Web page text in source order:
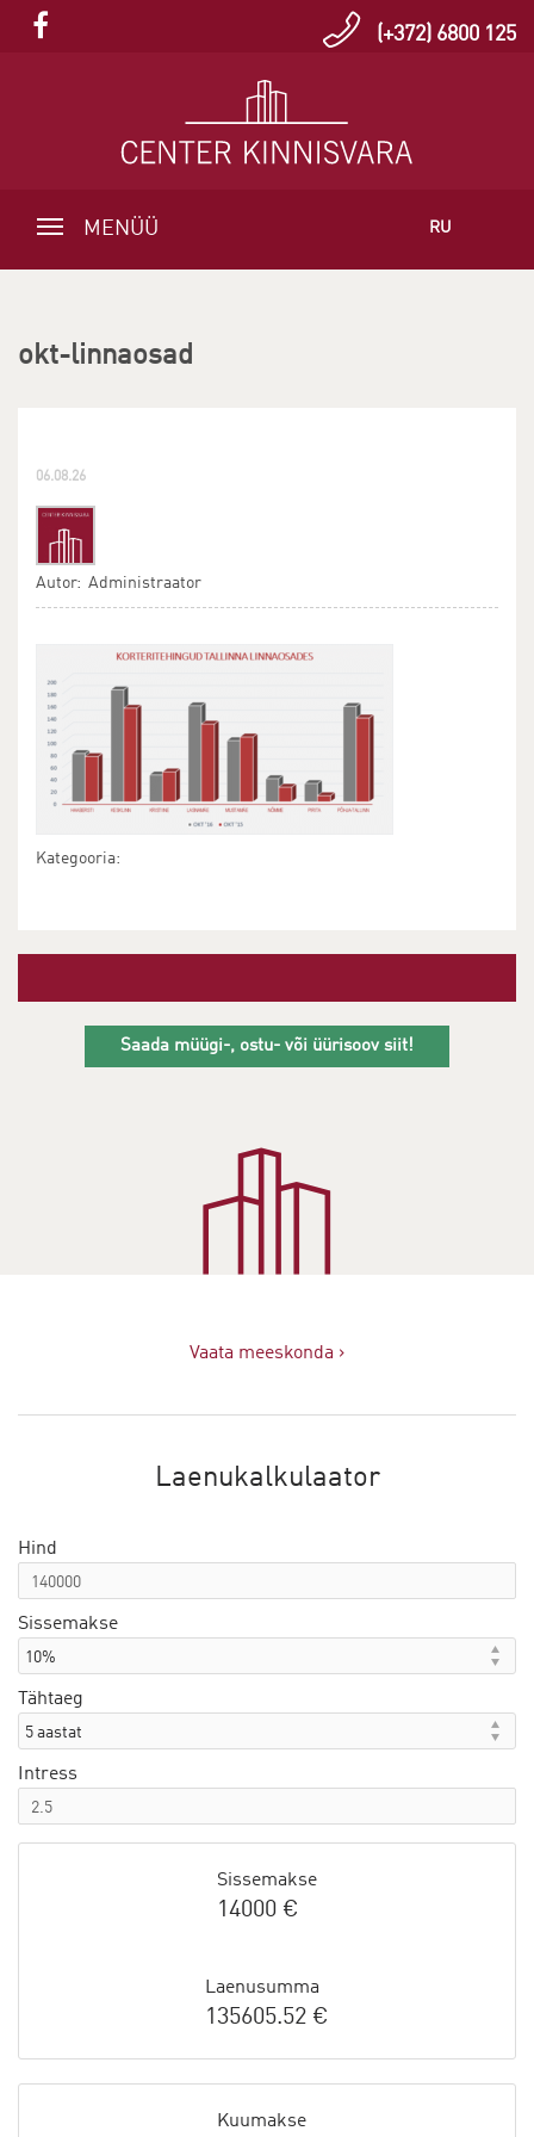
(+372) 6800 125
MENÜÜ RU
okt-linnaosad
06.08.26
Autor: Administraator
Kategooria:
Saada müügi-, ostu- või üürisoov siit!
Vaata meeskonda ›
Laenukalkulaator
Hind
Sissemakse
Tähtaeg
Intress
Sissemakse
14000 €
Laenusumma
135605.52 €
Kuumakse